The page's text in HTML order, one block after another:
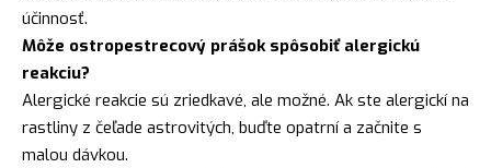
účinnosť.
Môže ostropestrecový prášok spôsobiť alergickú
reakciu?
Alergické reakcie sú zriedkavé, ale možné. Ak ste alergickí na
rastliny z čeľade astrovitých, buďte opatrní a začnite s
malou dávkou.